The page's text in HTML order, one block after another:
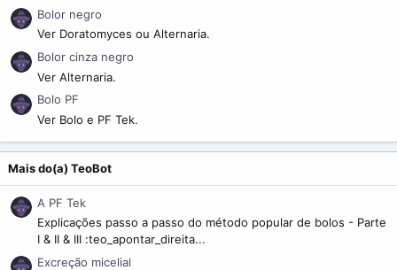
Bolor negro
Ver Doratomyces ou Alternaria.
Bolor cinza negro
Ver Alternaria.
Bolo PF
Ver Bolo e PF Tek.
Mais do(a) TeoBot
A PF Tek
Explicações passo a passo do método popular de bolos - Parte
I & II & III :teo_apontar_direita...
Excreção micelial